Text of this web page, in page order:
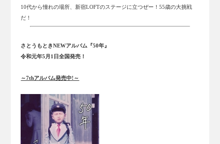
10代から憧れの場所、新宿LOFTのステージに立つぜー！55歳の大挑戦
だ！
さとうもときNEWアルバム『50年』
令和元年5月1日全国発売！
～7thアルバム発売中!～